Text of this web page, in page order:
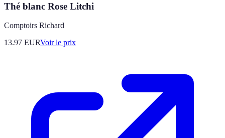
Thé blanc Rose Litchi
Comptoirs Richard
13.97 EURVoir le prix